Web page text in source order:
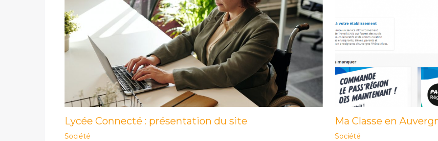
Lycée Connecté : présentation du site
Société
Ma Classe en
Société